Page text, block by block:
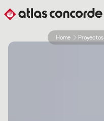
Home Proyectos
0